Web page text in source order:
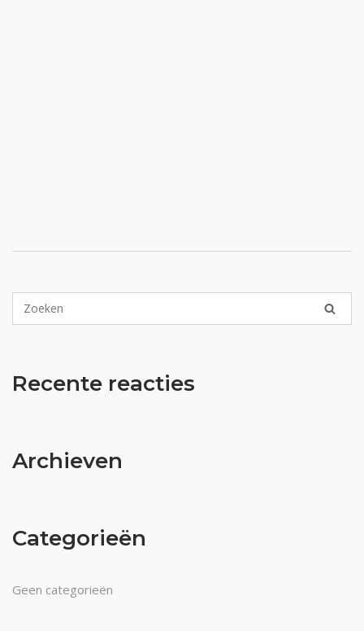
Recente reacties
Archieven
Categorieën
Geen categorieën